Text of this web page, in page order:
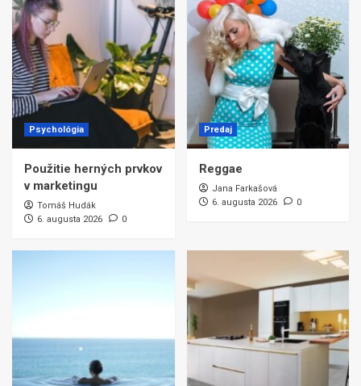
Psychológia
Použitie herných prvkov
v marketingu
Tomáš Hudák
6. augusta 2026
0
Predaj
Reggae
Jana Farkašová
6. augusta 2026
0